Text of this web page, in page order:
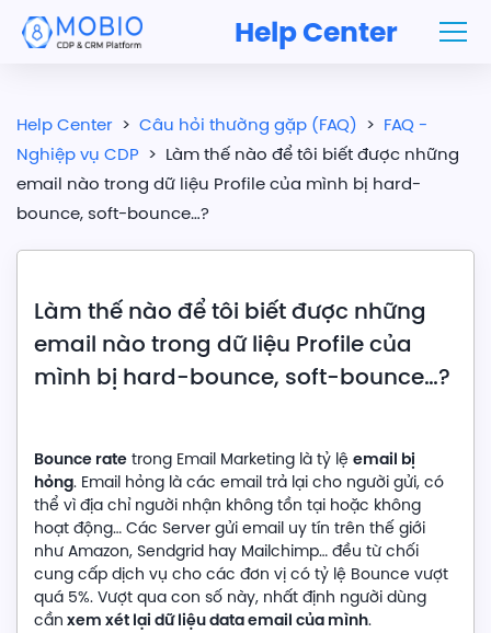
Help Center
Help Center > Câu hỏi thường gặp (FAQ) > FAQ -
Nghiệp vụ CDP > Làm thế nào để tôi biết được những
email nào trong dữ liệu Profile của mình bị hard-
bounce, soft-bounce…?
Làm thế nào để tôi biết được những
email nào trong dữ liệu Profile của
mình bị hard-bounce, soft-bounce…?
Bounce ratetrong Email Marketing là tỷ lệ email bị
hỏng. Email hỏng là các email trả lại cho người gửi, có
thể vì địa chỉ người nhận không tồn tại hoặc không
hoạt động… Các Server gửi email uy tín trên thế giới
như Amazon, Sendgrid hay Mailchimp… đều từ chối
cung cấp dịch vụ cho các đơn vị có tỷ lệ Bounce vượt
quá 5%. Vượt qua con số này, nhất định người dùng
cầnxem xét lại dữ liệu data email của mình.